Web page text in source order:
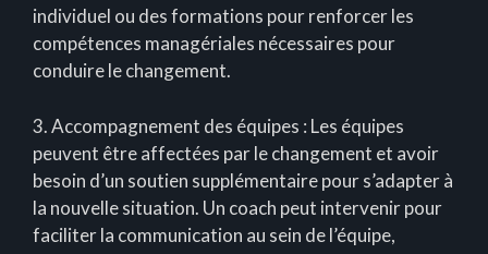
individuel ou des formations pour renforcer les
compétences managériales nécessaires pour
conduire le changement.
3. Accompagnement des équipes : Les équipes
peuvent être affectées par le changement et avoir
besoin d’un soutien supplémentaire pour s’adapter à
la nouvelle situation. Un coach peut intervenir pour
faciliter la communication au sein de l’équipe,